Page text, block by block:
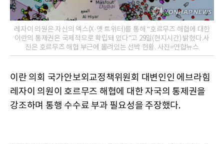
레자이 의원은 자신의 엑스(X·옛 트위터)를 통해 “호르무즈 해협에 대한
이란의 통제권은 국제적으로 확립돼 있다”고 29일(현지시간) 밝혔다.사
진은 호르무즈 해협 부근에 몰려있는 선박 현황. 사진=연합뉴스
이란 의회 국가안보외교정책위원회 대변인인 에브라힘
레자이 의원이 호르무즈 해협에 대한 자국의 통제권을
강조하며 통행 수수료 부과 필요성을 주장했다.